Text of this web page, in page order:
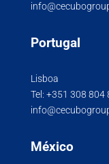
Portugal
Lisboa
Tel: +351 308 804
México